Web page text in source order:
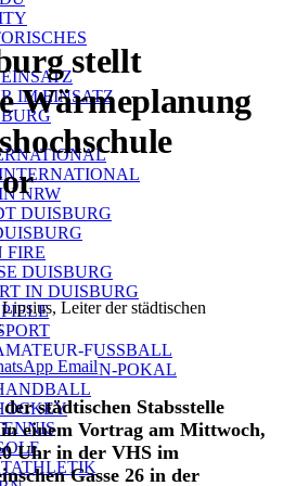
IM EINSATZ
NRW
DUISBURG
FIRE
DUISBURG
IN DUISBURG
FUSSBALL
POKAL
stellt
Wärmeplanung
Leiter der städtischen
Email
städtischen Stabsstelle
einem Vortrag am Mittwoch,
Uhr in der VHS im
Gasse 26 in der